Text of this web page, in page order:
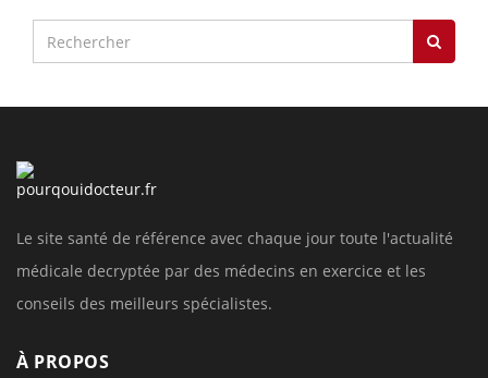
Le site santé de référence avec chaque jour toute l'actualité
médicale decryptée par des médecins en exercice et les
conseils des meilleurs spécialistes.
À PROPOS